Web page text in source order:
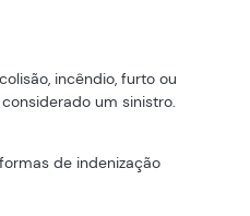
incêndio, furto ou
um sinistro.
de indenização